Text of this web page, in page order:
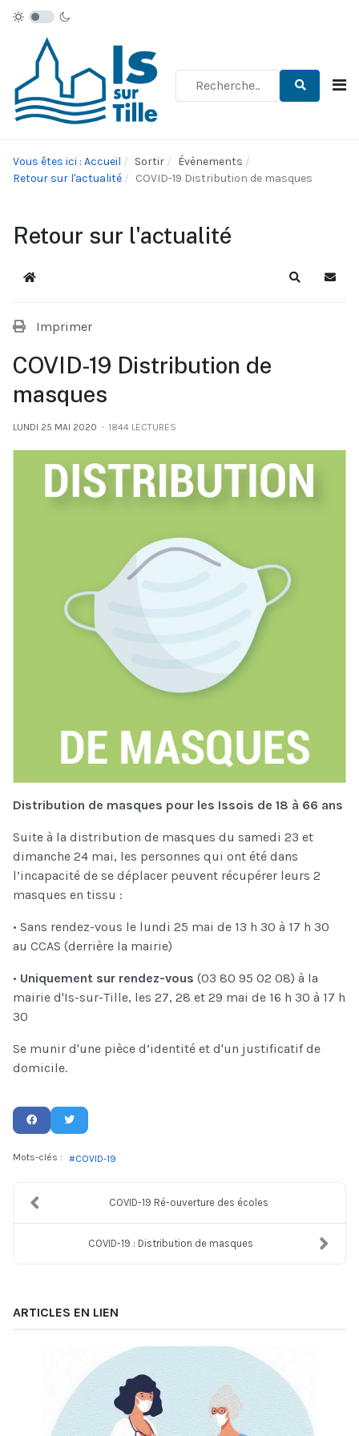
Vous êtes ici : Accueil Sortir
Évènements
Retour sur l'actualité
COVID-19 Distribution de masques
Retour sur l'actualité
Accueil Recherche
Imprimer
COVID-19 Distribution de
masques
LUNDI 25 MAI 2020 1844 LECTURES
Distribution de masques pour les Issois de 18 à 66 ans
Suite à la distribution de masques du samedi 23 et
dimanche 24 mai, les personnes qui ont été dans
l’incapacité de se déplacer peuvent récupérer leurs 2
masques en tissu :
• Sans rendez-vous le lundi 25 mai de 13 h 30 à 17 h 30
au CCAS (derrière la mairie)
• Uniquement sur rendez-vous (03 80 95 02 08) à la
mairie d'Is-sur-Tille, les 27, 28 et 29 mai de 16 h 30 à 17 h
30
Se munir d'une pièce d’identité et d'un justificatif de
domicile.
Mots-clés : COVID-19
COVID-19 Ré-ouverture des écoles
COVID-19 : Distribution de masques
ARTICLES EN LIEN